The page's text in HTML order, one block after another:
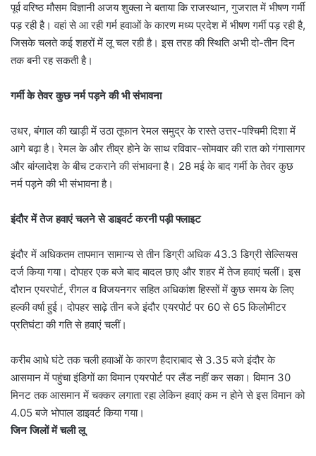
पूर्व वरिष्ठ मौसम विज्ञानी अजय शुक्ला ने बताया कि राजस्थान, गुजरात में भीषण गर्मी
पड़ रही है। वहां से आ रही गर्म हवाओं के कारण मध्य प्रदेश में भीषण गर्मी पड़ रही है,
जिसके चलते कई शहरों में लू चल रही है। इस तरह की स्थिति अभी दो-तीन दिन
तक बनी रह सकती है।
गर्मी के तेवर कुछ नर्म पड़ने की भी संभावना
उधर, बंगाल की खाड़ी में उठा तूफान रेमल समुद्र के रास्ते उत्तर-पश्चिमी दिशा में
आगे बढ़ा है। रेमल के और तीव्र होने के साथ रविवार-सोमवार की रात को गंगासागर
और बांग्लादेश के बीच टकराने की संभावना है। 28 मई के बाद गर्मी के तेवर कुछ
नर्म पड़ने की भी संभावना है।
इंदौर में तेज हवाएं चलने से डाइवर्ट करनी पड़ी फ्लाइट
इंदौर में अधिकतम तापमान सामान्य से तीन डिग्री अधिक 43.3 डिग्री सेल्सियस
दर्ज किया गया। दोपहर एक बजे बाद बादल छाए और शहर में तेज हवाएं चलीं। इस
दौरान एयरपोर्ट, रीगल व विजयनगर सहित अधिकांश हिस्सों में कुछ समय के लिए
हल्की वर्षा हुई। दोपहर साढ़े तीन बजे इंदौर एयरपोर्ट पर 60 से 65 किलोमीटर
प्रतिघंटा की गति से हवाएं चलीं।
करीब आधे घंटे तक चली हवाओं के कारण हैदाराबाद से 3.35 बजे इंदौर के
आसमान में पहुंचा इंडिगों का विमान एयरपोर्ट पर लैंड नहीं कर सका। विमान 30
मिनट तक आसमान में चक्कर लगाता रहा लेकिन हवाएं कम न होने से इस विमान को
4.05 बजे भोपाल डाइवर्ट किया गया।
जिन जिलों में चली लू